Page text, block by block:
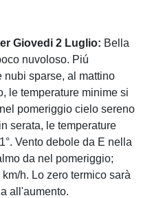
Giovedi 2 Luglio: Bella
nuvoloso. Piú
nubi sparse, al mattino
le temperature minime si
pomeriggio cielo sereno
serata, le temperature
Vento debole da E nella
da nel pomeriggio;
h. Lo zero termico sarà
all'aumento.